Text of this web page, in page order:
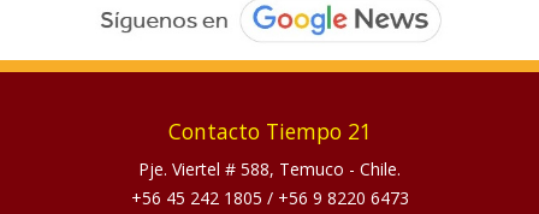
Contacto Tiempo 21
Pje. Viertel # 588, Temuco - Chile.
+56 45 242 1805 / +56 9 8220 6473